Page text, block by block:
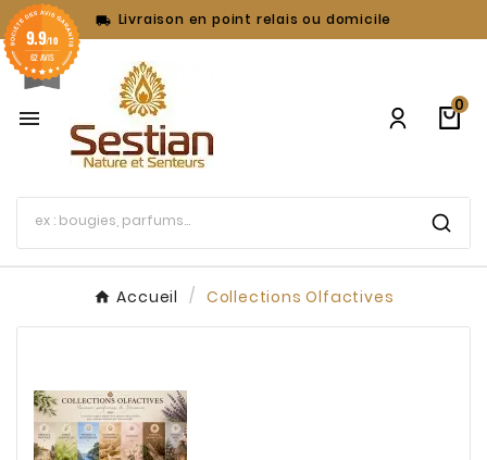
 Livraison en point relais ou domicile

0
Accueil Collections Olfactives
9.9/10
62 AVIS